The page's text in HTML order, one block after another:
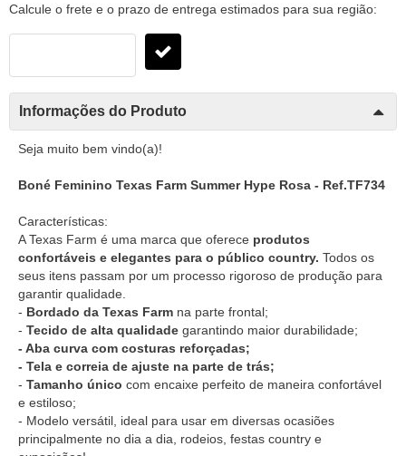
Calcule o frete e o prazo de entrega estimados para sua região:
Informações do Produto
Seja muito bem vindo(a)!
Boné Feminino Texas Farm Summer Hype Rosa - Ref.TF734
Características:
A Texas Farm é uma marca que oferece produtos
confortáveis e elegantes para o público country. Todos os
seus itens passam por um processo rigoroso de produção para
garantir qualidade.
- Bordado da Texas Farm na parte frontal;
- Tecido de alta qualidade garantindo maior durabilidade;
- Aba curva com costuras reforçadas;
- Tela e correia de ajuste na parte de trás;
- Tamanho único com encaixe perfeito de maneira confortável
e estiloso;
- Modelo versátil, ideal para usar em diversas ocasiões
principalmente no dia a dia, rodeios, festas country e